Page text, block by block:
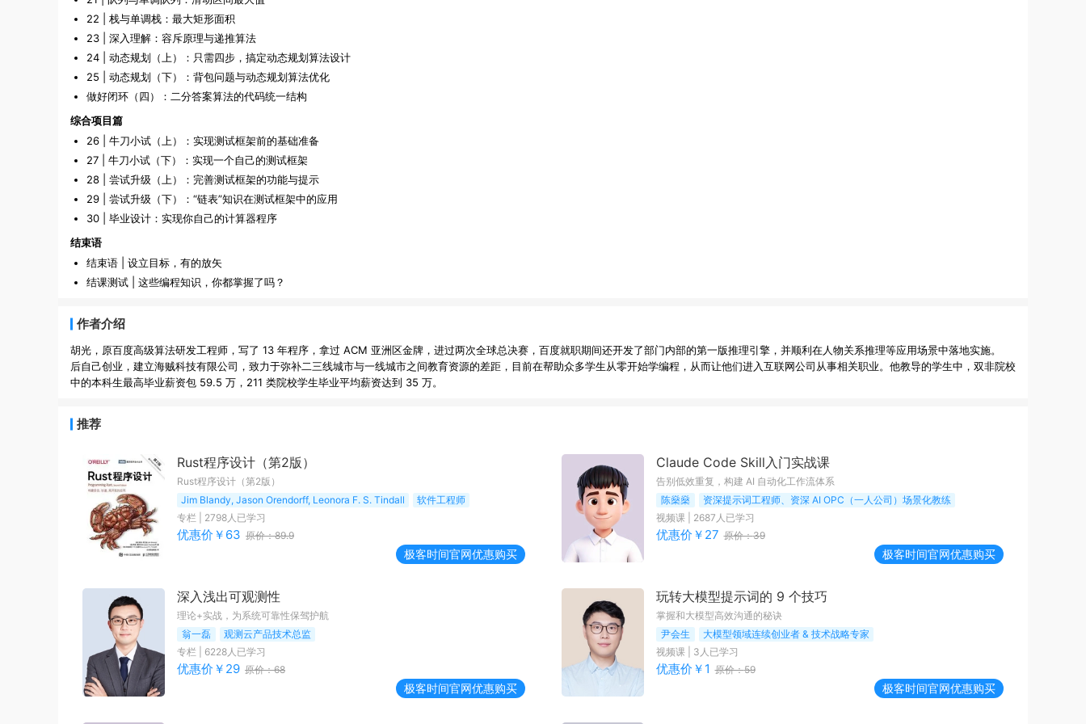
22 | 栈与单调栈：最大矩形面积
23 | 深入理解：容斥原理与递推算法
24 | 动态规划（上）：只需四步，搞定动态规划算法设计
25 | 动态规划（下）：背包问题与动态规划算法优化
做好闭环（四）：二分答案算法的代码统一结构
综合项目篇
26 | 牛刀小试（上）：实现测试框架前的基础准备
27 | 牛刀小试（下）：实现一个自己的测试框架
28 | 尝试升级（上）：完善测试框架的功能与提示
29 | 尝试升级（下）：“链表”知识在测试框架中的应用
30 | 毕业设计：实现你自己的计算器程序
结束语
结束语 | 设立目标，有的放矢
结课测试 | 这些编程知识，你都掌握了吗？
作者介绍
胡光，原百度高级算法研发工程师，写了 13 年程序，拿过 ACM 亚洲区金牌，进过两次全球总决赛，百度就职期间还开发了部门内部的第一版推理引擎，并顺利在人物关系推理等应用场景中落地实施。
后自己创业，建立海贼科技有限公司，致力于弥补二三线城市与一线城市之间教育资源的差距，目前在帮助众多学生从零开始学编程，从而让他们进入互联网公司从事相关职业。他教导的学生中，双非院校
推荐
Rust程序设计（第2版）
Rust程序设计（第2版）
Jim Blandy, Jason Orendorff, Leonora F. S. Tindall
软件工程师
专栏
2798人已学习
优惠价￥ 63 原价：89.9
极客时间官网优惠购买
Claude Code Skill入门实战课
告别低效重复，构建 AI 自动化工作流体系
陈燊燊
资深提示词工程师、资深 AI OPC（一人公司）场景化教练
视频课| 2687 人已学习
优惠价￥ 27 原价：39
极客时间官网优惠购买
深入浅出可观测性
理论+实战，为系统可靠性保驾护航
翁一磊
观测云产品技术总监
专栏
6228人已学习
优惠价￥ 29 原价：68
极客时间官网优惠购买
玩转大模型提示词的 9 个技巧
掌握和大模型高效沟通的秘诀
尹会生
大模型领域连续创业者 & 技术战略专家
视频课| 3 人已学习
优惠价￥ 1 原价：59
极客时间官网优惠购买